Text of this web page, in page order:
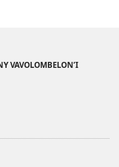
VAVOLOMBELON’I